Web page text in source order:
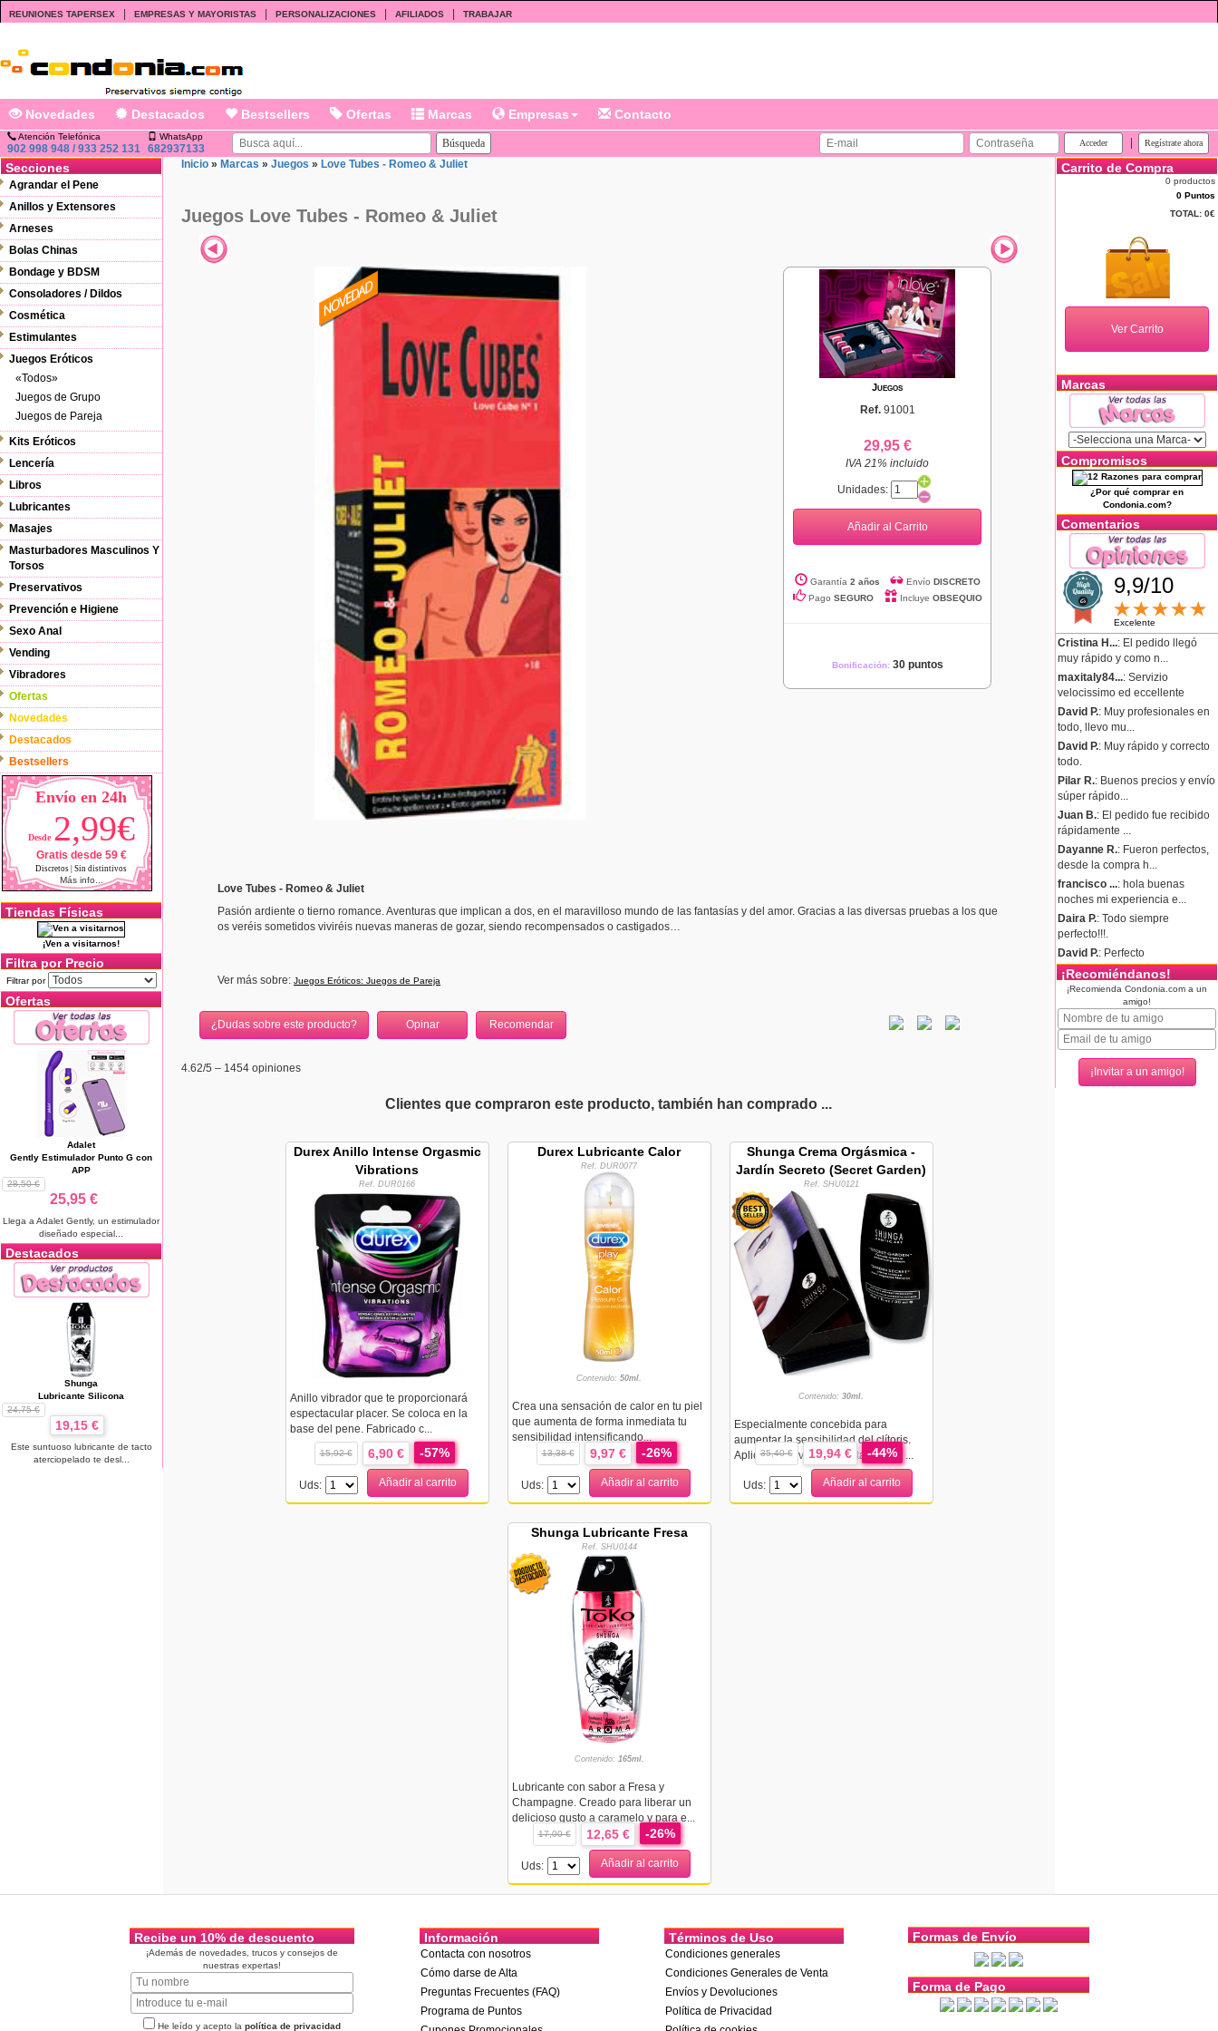
REUNIONES TAPERSEX EMPRESAS Y MAYORISTAS PERSONALIZACIONES AFILIADOS TRABAJAR
Novedades Destacados Bestsellers Ofertas Marcas Empresas Contacto
Atención Telefónica
902 998 948 / 933 252 131
WhatsApp
682937133
Secciones
Agrandar el Pene
Anillos y Extensores
Arneses
Bolas Chinas
Bondage y BDSM
Consoladores / Dildos
Cosmética
Estimulantes
Juegos Eróticos
«Todos»
Juegos de Grupo
Juegos de Pareja
Kits Eróticos
Lencería
Libros
Lubricantes
Masajes
Masturbadores Masculinos Y
Torsos
Preservativos
Prevención e Higiene
Sexo Anal
Vending
Vibradores
Ofertas
Novedades
Destacados
Bestsellers
Envío en 24h
Desde 2,99€
Gratis desde 59 €
Discretos | Sin distintivos
Más info...
Tiendas Físicas
¡Ven a visitarnos!
Filtra por Precio
Filtrar por
Ofertas
Adalet
Gently Estimulador Punto G con
APP
28,50 €
25,95 €
Llega a Adalet Gently, un estimulador
diseñado especial...
Destacados
Shunga
Lubricante Silicona
24,75 €
19,15 €
Este suntuoso lubricante de tacto
aterciopelado te desl...
Inicio » Marcas » Juegos » Love Tubes - Romeo & Juliet
Juegos Love Tubes - Romeo & Juliet
Juegos
Ref. 91001
29,95 €
IVA 21% incluido
Unidades:
Añadir al Carrito
Garantía 2 años Envío DISCRETO
Pago SEGURO Incluye OBSEQUIO
Bonificación: 30 puntos
Love Tubes - Romeo & Juliet
Pasión ardiente o tierno romance. Aventuras que implican a dos, en el maravilloso mundo de las fantasías y del amor. Gracias a las diversas pruebas a los que
os veréis sometidos viviréis nuevas maneras de gozar, siendo recompensados o castigados…
Ver más sobre: Juegos Eróticos: Juegos de Pareja
¿Dudas sobre este producto?
4.62/5 – 1454 opiniones
Clientes que compraron este producto, también han comprado ...
Durex Anillo Intense Orgasmic
Vibrations
Ref. DUR0166
Anillo vibrador que te proporcionará
espectacular placer. Se coloca en la
base del pene. Fabricado c...
15,92 € 6,90 € -57%
Uds: Añadir al carrito
Durex Lubricante Calor
Ref. DUR0077
Contenido: 50ml.
Crea una sensación de calor en tu piel
que aumenta de forma inmediata tu
sensibilidad intensificando...
13,38 € 9,97 € -26%
Uds: Añadir al carrito
Shunga Crema Orgásmica -
Jardín Secreto (Secret Garden)
Ref. SHU0121
Contenido: 30ml.
Especialmente concebida para
aumentar la sensibilidad del clítoris.
Aplicada suavemente notarás una ...
35,40 € 19,94 € -44%
Uds: Añadir al carrito
Shunga Lubricante Fresa
Ref. SHU0144
Contenido: 165ml.
Lubricante con sabor a Fresa y
Champagne. Creado para liberar un
delicioso gusto a caramelo y para e...
17,00 € 12,65 € -26%
Uds: Añadir al carrito
Carrito de Compra
0 productos
0 Puntos
TOTAL: 0€
Marcas
Compromisos
¿Por qué comprar en
Condonia.com?
Comentarios
9,9/10
Excelente
Cristina H...: El pedido llegó
muy rápido y como n...
maxitaly84...: Servizio
velocissimo ed eccellente
David P.: Muy profesionales en
todo, llevo mu...
David P.: Muy rápido y correcto
todo.
Pilar R.: Buenos precios y envío
súper rápido...
Juan B.: El pedido fue recibido
rápidamente ...
Dayanne R.: Fueron perfectos,
desde la compra h...
francisco ...: hola buenas
noches mi experiencia e...
Daira P.: Todo siempre
perfecto!!!.
David P.: Perfecto
¡Recomiéndanos!
¡Recomienda Condonia.com a un
amigo!
Recibe un 10% de descuento
¡Además de novedades, trucos y consejos de
nuestras expertas!
He leído y acepto la política de privacidad
Información
Contacta con nosotros
Cómo darse de Alta
Preguntas Frecuentes (FAQ)
Programa de Puntos
Términos de Uso
Condiciones generales
Condiciones Generales de Venta
Envíos y Devoluciones
Política de Privacidad
Formas de Envío
Forma de Pago